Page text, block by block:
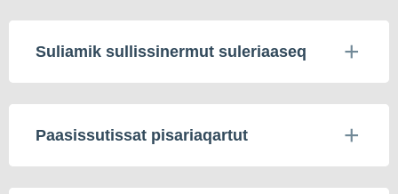
Suliamik sullissinermut suleriaaseq
Paasissutissat pisariaqartut